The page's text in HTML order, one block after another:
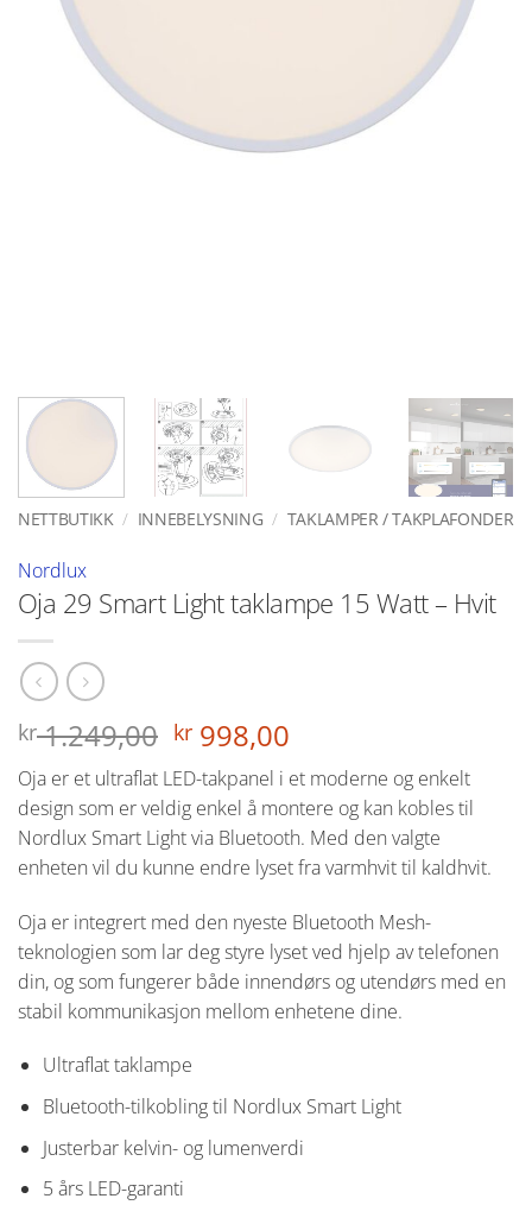
NETTBUTIKK / INNEBELYSNING / TAKLAMPER / TAKPLAFONDER
Nordlux
Oja 29 Smart Light taklampe 15 Watt – Hvit
kr1.249,00 Opprinnelig
pris
var:
kr 1.249,00.
kr 998,00
pris
er:
kr 998,00.
Oja er et ultraflat LED-takpanel i et moderne og enkelt
design som er veldig enkel å montere og kan kobles til
Nordlux Smart Light via Bluetooth. Med den valgte
enheten vil du kunne endre lyset fra varmhvit til kaldhvit.
Oja er integrert med den nyeste Bluetooth Mesh-
teknologien som lar deg styre lyset ved hjelp av telefonen
din, og som fungerer både innendørs og utendørs med en
stabil kommunikasjon mellom enhetene dine.
Ultraflat taklampe
Bluetooth-tilkobling til Nordlux Smart Light
Justerbar kelvin- og lumenverdi
5 års LED-garanti